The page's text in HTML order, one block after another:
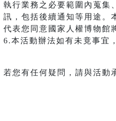
執行業務之必要範圍內蒐集
訊，包括後續通知等用途。
代表您同意國家人權博物館
6.本活動辦法如有未竟事宜
若您有任何疑問，請與活